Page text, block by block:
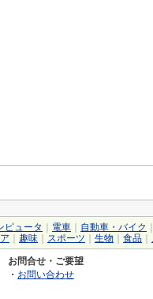
ピュータ 電車 自動車・バイク
趣味 スポーツ 生物 食品
お問合せ・ご要望
・ お問い合わせ